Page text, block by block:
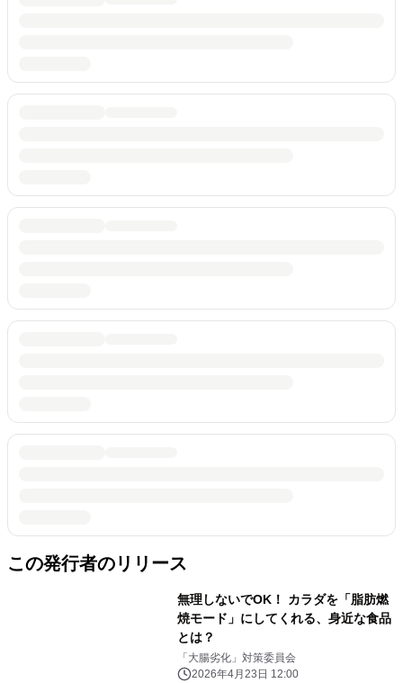
この発行者のリリース
無理しないでOK！ カラダを「脂肪燃
焼モード」にしてくれる、身近な食品
とは？
「大腸劣化」対策委員会
2026年4月23日 12:00